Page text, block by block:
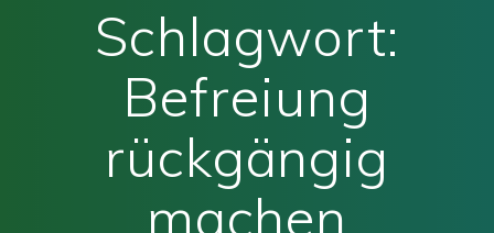
Schlagwort:
Befreiung
rückgängig
machen